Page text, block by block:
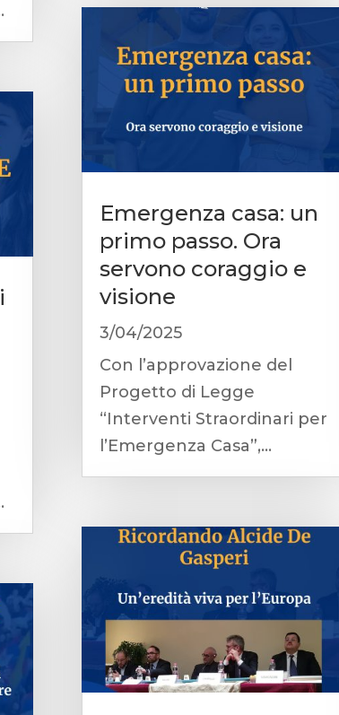
Emergenza casa: un
primo passo. Ora
servono coraggio e
visione
3/04/2025
Con l’approvazione del
Progetto di Legge
“Interventi Straordinari per
l’Emergenza Casa”,...